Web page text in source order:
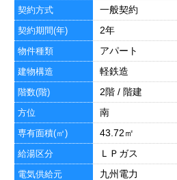
契約方式 一般契約
契約期間(年) 2年
物件種類 アパート
建物構造 軽鉄造
階数(階) 2階 / 階建
方位 南
専有面積(㎡) 43.72㎡
給湯区分 ＬＰガス
電気供給元 九州電力